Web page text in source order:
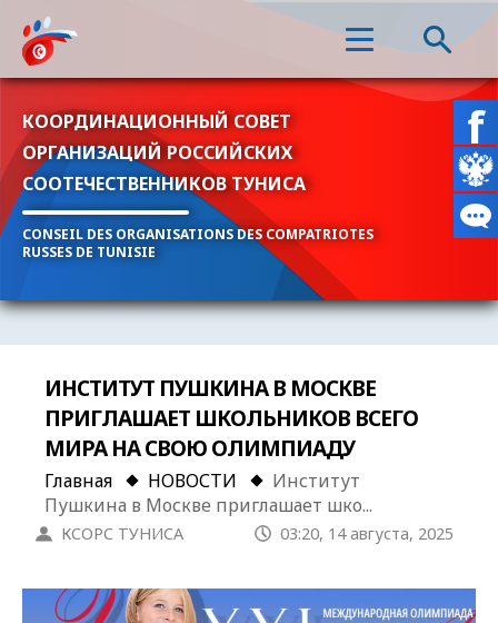
КООРДИНАЦИОННЫЙ СОВЕТ
ОРГАНИЗАЦИЙ РОССИЙСКИХ
СООТЕЧЕСТВЕННИКОВ ТУНИСА
CONSEIL DES ORGANISATIONS DES COMPATRIOTES
RUSSES DE TUNISIE
ИНСТИТУТ ПУШКИНА В МОСКВЕ
ПРИГЛАШАЕТ ШКОЛЬНИКОВ ВСЕГО
МИРА НА СВОЮ ОЛИМПИАДУ
Главная НОВОСТИ
Институт
Пушкина в Москве приглашает шко...
КСОРС ТУНИСА 03:20, 14 августа, 2025